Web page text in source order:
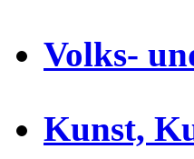
Volks-
Kunst,